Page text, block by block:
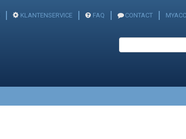
KLANTENSERVICE FAQ CONTACT